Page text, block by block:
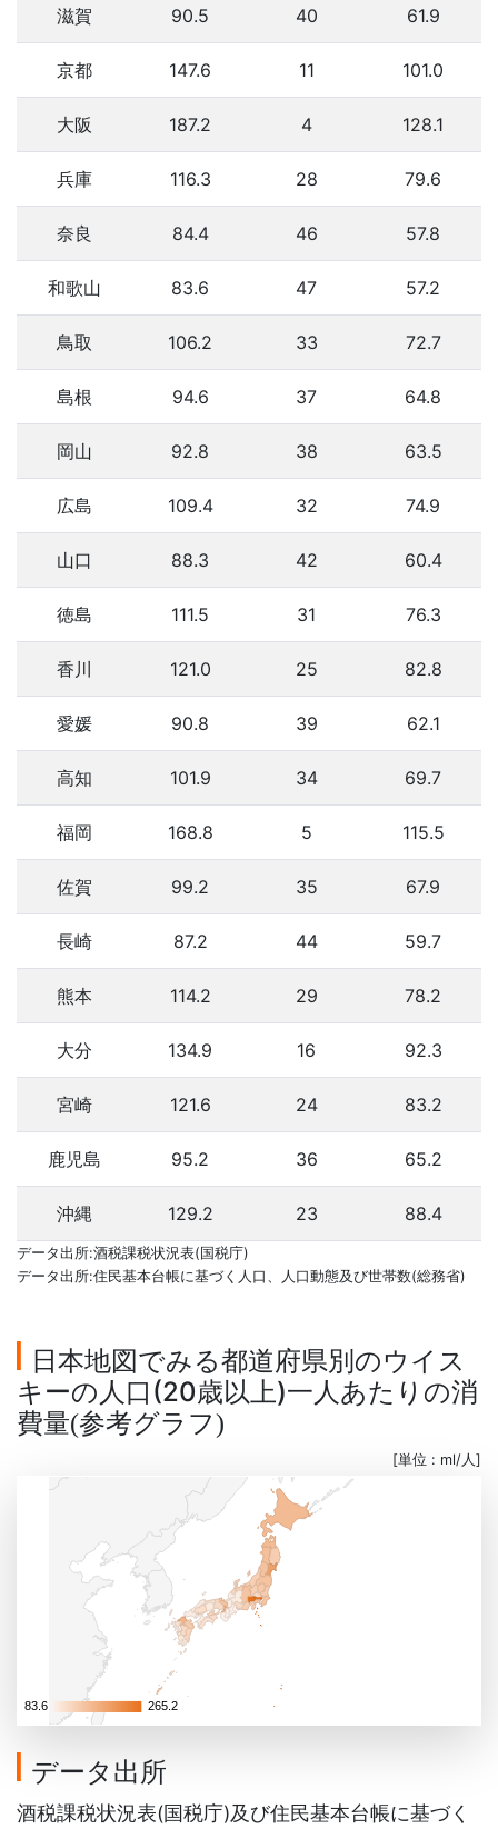
滋賀 90.5 40 61.9
京都 147.6 11 101.0
大阪 187.2 4 128.1
兵庫 116.3 28 79.6
奈良 84.4 46 57.8
和歌山 83.6 47 57.2
鳥取 106.2 33 72.7
島根 94.6 37 64.8
岡山 92.8 38 63.5
広島 109.4 32 74.9
山口 88.3 42 60.4
徳島 111.5 31 76.3
香川 121.0 25 82.8
愛媛 90.8 39 62.1
高知 101.9 34 69.7
福岡 168.8 5 115.5
佐賀 99.2 35 67.9
長崎 87.2 44 59.7
熊本 114.2 29 78.2
大分 134.9 16 92.3
宮崎 121.6 24 83.2
鹿児島 95.2 36 65.2
沖縄 129.2 23 88.4
データ出所:酒税課税状況表(国税庁)
データ出所:住民基本台帳に基づく人口、人口動態及び世帯数(総務省)
日本地図でみる都道府県別のウイス
キーの人口(20歳以上)一人あたりの消
費量(参考グラフ)
[単位 : ml/人]
83.6
83.6 265.2
265.2
データ出所
酒税課税状況表(国税庁)及び住民基本台帳に基づく